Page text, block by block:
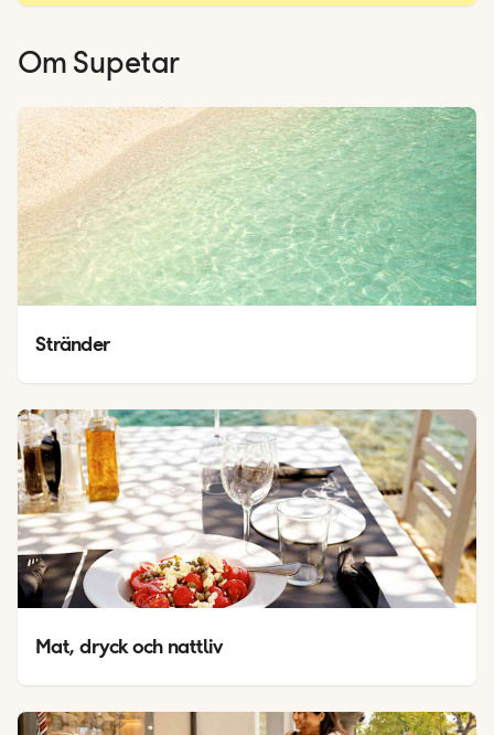
Om Supetar
Stränder
Mat, dryck och nattliv